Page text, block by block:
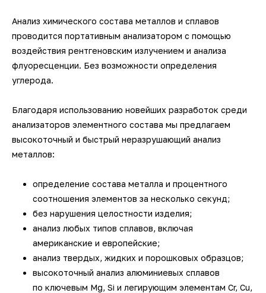
Анализ химического состава металлов и сплавов
проводится портативным анализатором с помощью
воздействия рентгеновским излучением и анализа
флуоресценции. Без возможности определения
углерода.
Благодаря использованию новейших разработок среди
анализаторов элементного состава мы предлагаем
высокоточный и быстрый неразрушающий анализ
металлов:
определение состава металла и процентного
соотношения элементов за несколько секунд;
без нарушения целостности изделия;
анализ любых типов сплавов, включая
американские и европейские;
анализ твердых, жидких и порошковых образцов;
высокоточный анализ алюминиевых сплавов
по ключевым Mg, Si и легирующим элементам Cr, Cu,
3D-сканеры для измерительных
рук
ПО Volume Graphics
ПО TubeShaper